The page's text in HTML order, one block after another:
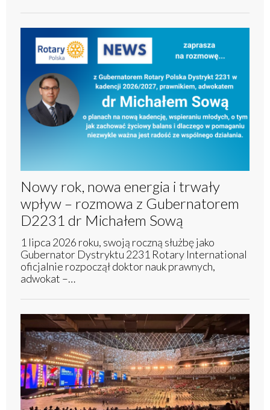
Nowy rok, nowa energia i trwały
wpływ – rozmowa z Gubernatorem
D2231 dr Michałem Sową
1 lipca 2026 roku, swoją roczną służbę jako
Gubernator Dystryktu 2231 Rotary International
oficjalnie rozpoczął doktor nauk prawnych,
adwokat –…